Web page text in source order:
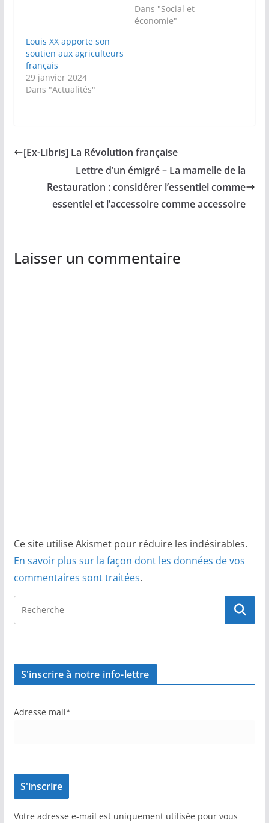
Dans "Social et
économie"
Louis XX apporte son
soutien aux agriculteurs
français
29 janvier 2024
Dans "Actualités"
[Ex-Libris] La Révolution française
Lettre d’un émigré – La mamelle de la
Restauration : considérer l’essentiel comme
essentiel et l’accessoire comme accessoire
Laisser un commentaire
Ce site utilise Akismet pour réduire les indésirables.
En savoir plus sur la façon dont les données de vos
commentaires sont traitées.
S'inscrire à notre info-lettre
Adresse mail*
Votre adresse e-mail est uniquement utilisée pour vous